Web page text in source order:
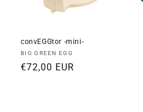
convEGGtor -mini-
Anbieter:
BIG GREEN EGG
Normaler
€72,00 EUR